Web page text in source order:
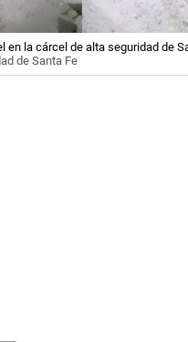
en la cárcel de alta seguridad de
de Santa Fe